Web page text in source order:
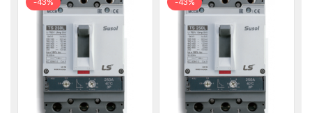
-43% -43%